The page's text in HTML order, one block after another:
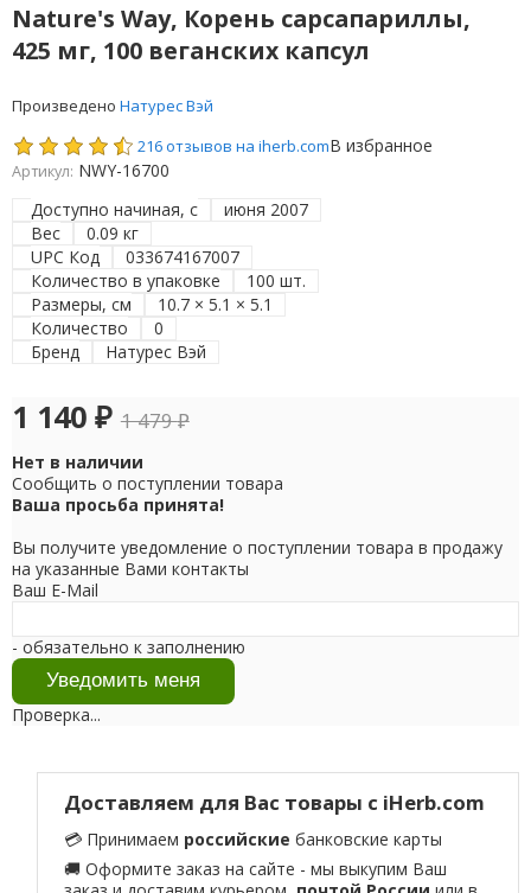
Nature's Way, Корень сарсапариллы,
425 мг, 100 веганских капсул
Произведено Натурес Вэй
216 отзывов на iherb.comВ избранное
Артикул: NWY-16700
Доступно начиная, с
июня 2007
Вес
0.09 кг
UPC Код
033674167007
Количество в упаковке
100 шт.
Размеры, см
10.7 × 5.1 × 5.1
Количество
0
Бренд
Натурес Вэй
1 140 ₽ 1 479₽
Нет в наличии
Сообщить о поступлении товара
Ваша просьба принята!
Вы получите уведомление о поступлении товара в продажу
на указанные Вами контакты
Ваш E-Mail
- обязательно к заполнению
Проверка...
Доставляем для Вас товары с iHerb.com
💳 Принимаем российские банковские карты
🚚 Оформите заказ на сайте - мы выкупим Ваш